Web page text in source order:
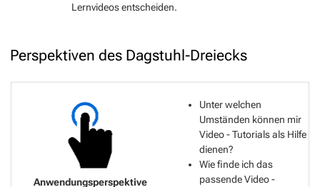
Lernvideos entscheiden.
Perspektiven des Dagstuhl-Dreiecks
Unter welchen
Umständen können mir
Video - Tutorials als Hilfe
dienen?
Wie finde ich das
passende Video -